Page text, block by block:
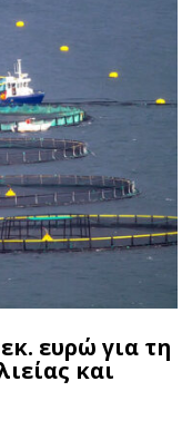
ευρώ για τη
και